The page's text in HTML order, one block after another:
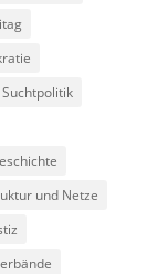
und Netze